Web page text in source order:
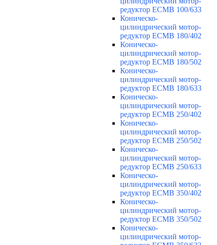
редуктор ECMB 100/633
Коническо-
цилиндрический мотор-
редуктор ECMB 180/402
Коническо-
цилиндрический мотор-
редуктор ECMB 180/502
Коническо-
цилиндрический мотор-
редуктор ECMB 180/633
Коническо-
цилиндрический мотор-
редуктор ECMB 250/402
Коническо-
цилиндрический мотор-
редуктор ECMB 250/502
Коническо-
цилиндрический мотор-
редуктор ECMB 250/633
Коническо-
цилиндрический мотор-
редуктор ECMB 350/402
Коническо-
цилиндрический мотор-
редуктор ECMB 350/502
Коническо-
цилиндрический мотор-